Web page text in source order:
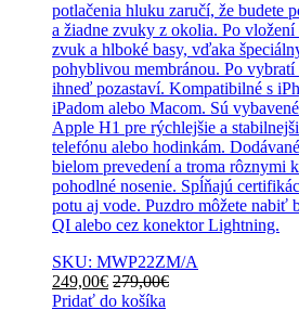
potlačenia hluku zaručí, že budete
a žiadne zvuky z okolia. Po
zvuk a hlboké basy, vďaka
pohyblivou membránou. Po vybratí
ihneď pozastaví. Kompatibilné s
iPadom alebo Macom. Sú
Apple H1 pre rýchlejšie a
telefónu alebo hodinkám.
bielom prevedení a troma rôznymi
pohodlné nosenie. Spĺňajú
potu aj vode. Puzdro môžete nabiť
QI alebo cez konektor Lightning.
SKU: MWP22ZM/A
249,00€ 279,00€
Pridať do košíka